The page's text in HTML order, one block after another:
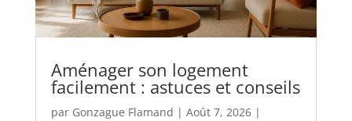
Aménager son logement
facilement : astuces et conseils
par Gonzague Flamand | Août 7, 2026|